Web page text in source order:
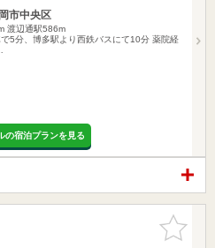
市中央区
渡辺通駅586m
5分、博多駅より西鉄バスにて10分 薬院経
の宿泊プランを見る
お気に入
りに追加